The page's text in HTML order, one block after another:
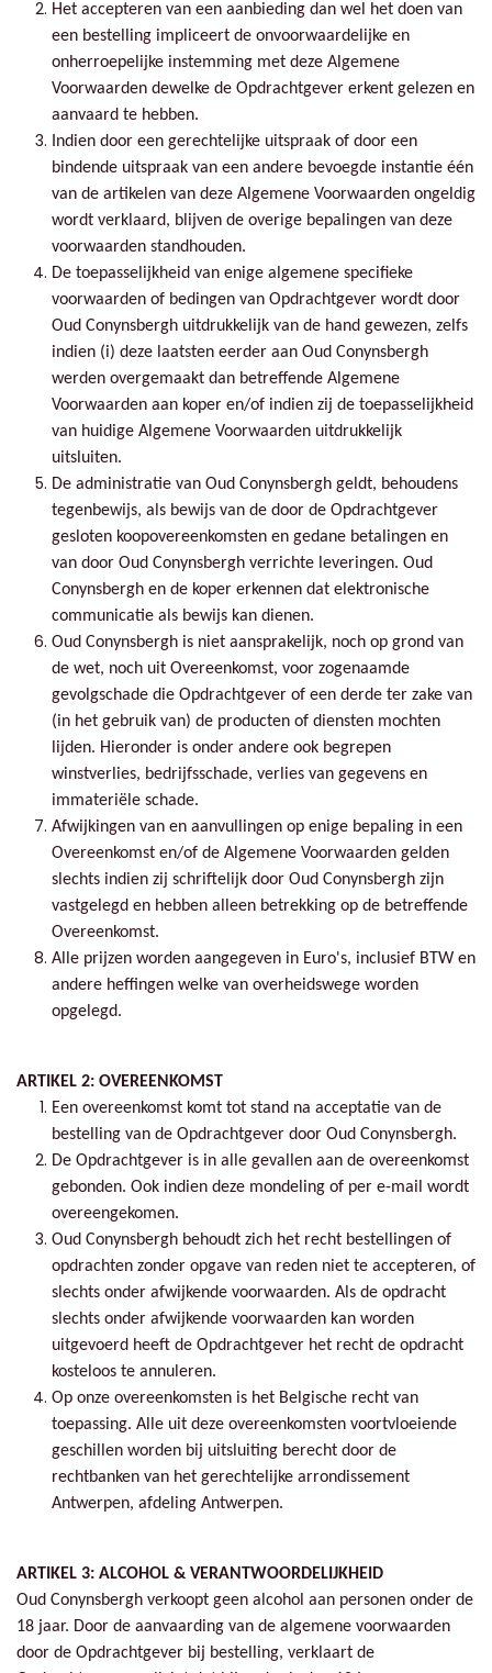
Het accepteren van een aanbieding dan wel het doen van
een bestelling impliceert de onvoorwaardelijke en
onherroepelijke instemming met deze Algemene
Voorwaarden dewelke de Opdrachtgever erkent gelezen en
aanvaard te hebben.
Indien door een gerechtelijke uitspraak of door een
bindende uitspraak van een andere bevoegde instantie één
van de artikelen van deze Algemene Voorwaarden ongeldig
wordt verklaard, blijven de overige bepalingen van deze
voorwaarden standhouden.
De toepasselijkheid van enige algemene specifieke
voorwaarden of bedingen van Opdrachtgever wordt door
Oud Conynsbergh uitdrukkelijk van de hand gewezen, zelfs
indien (i) deze laatsten eerder aan Oud Conynsbergh
werden overgemaakt dan betreffende Algemene
Voorwaarden aan koper en/of indien zij de toepasselijkheid
van huidige Algemene Voorwaarden uitdrukkelijk
uitsluiten.
De administratie van Oud Conynsbergh geldt, behoudens
tegenbewijs, als bewijs van de door de Opdrachtgever
gesloten koopovereenkomsten en gedane betalingen en
van door Oud Conynsbergh verrichte leveringen. Oud
Conynsbergh en de koper erkennen dat elektronische
communicatie als bewijs kan dienen.
Oud Conynsbergh is niet aansprakelijk, noch op grond van
de wet, noch uit Overeenkomst, voor zogenaamde
gevolgschade die Opdrachtgever of een derde ter zake van
(in het gebruik van) de producten of diensten mochten
lijden. Hieronder is onder andere ook begrepen
winstverlies, bedrijfsschade, verlies van gegevens en
immateriële schade.
Afwijkingen van en aanvullingen op enige bepaling in een
Overeenkomst en/of de Algemene Voorwaarden gelden
slechts indien zij schriftelijk door Oud Conynsbergh zijn
vastgelegd en hebben alleen betrekking op de betreffende
Overeenkomst.
Alle prijzen worden aangegeven in Euro's, inclusief BTW en
andere heffingen welke van overheidswege worden
opgelegd.
ARTIKEL 2: OVEREENKOMST
Een overeenkomst komt tot stand na acceptatie van de
bestelling van de Opdrachtgever door Oud Conynsbergh.
De Opdrachtgever is in alle gevallen aan de overeenkomst
gebonden. Ook indien deze mondeling of per e-mail wordt
overeengekomen.
Oud Conynsbergh behoudt zich het recht bestellingen of
opdrachten zonder opgave van reden niet te accepteren, of
slechts onder afwijkende voorwaarden. Als de opdracht
slechts onder afwijkende voorwaarden kan worden
uitgevoerd heeft de Opdrachtgever het recht de opdracht
kosteloos te annuleren.
Op onze overeenkomsten is het Belgische recht van
toepassing. Alle uit deze overeenkomsten voortvloeiende
geschillen worden bij uitsluiting berecht door de
rechtbanken van het gerechtelijke arrondissement
Antwerpen, afdeling Antwerpen.
ARTIKEL 3: ALCOHOL & VERANTWOORDELIJKHEID
Oud Conynsbergh verkoopt geen alcohol aan personen onder de
18 jaar. Door de aanvaarding van de algemene voorwaarden
door de Opdrachtgever bij bestelling, verklaart de